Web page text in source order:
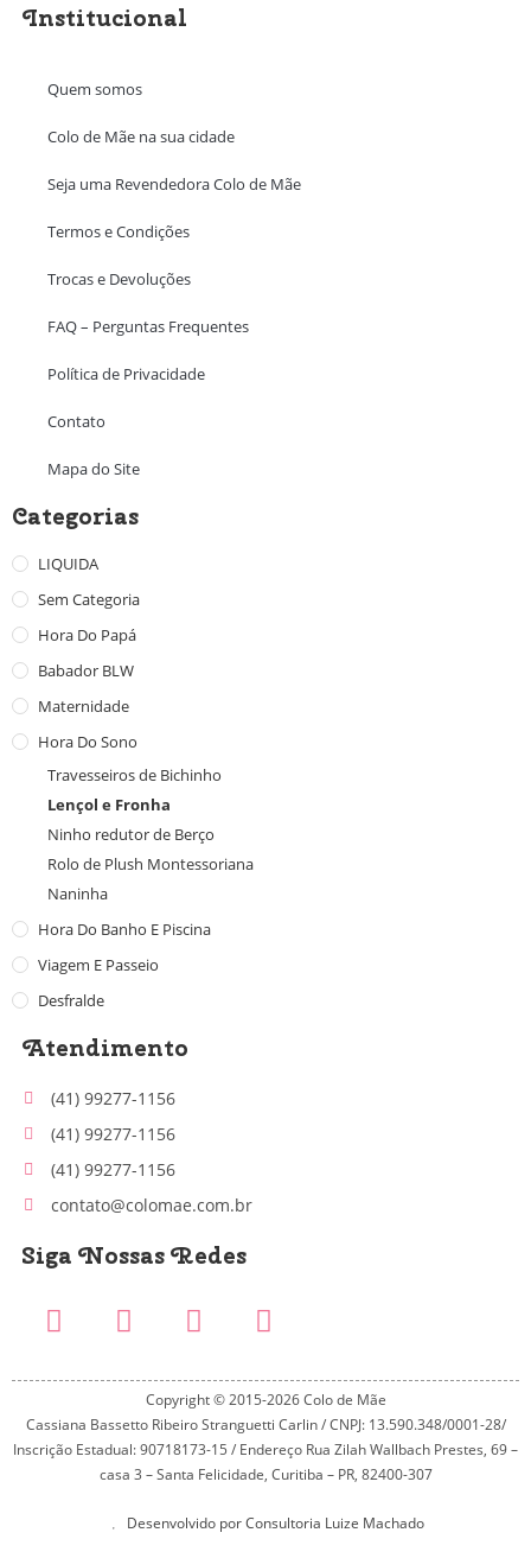
Institucional
Quem somos
Colo de Mãe na sua cidade
Seja uma Revendedora Colo de Mãe
Termos e Condições
Trocas e Devoluções
FAQ – Perguntas Frequentes
Política de Privacidade
Contato
Mapa do Site
Categorias
LIQUIDA
Sem Categoria
Hora Do Papá
Babador BLW
Maternidade
Hora Do Sono
Travesseiros de Bichinho
Lençol e Fronha
Ninho redutor de Berço
Rolo de Plush Montessoriana
Naninha
Hora Do Banho E Piscina
Viagem E Passeio
Desfralde
Atendimento
(41) 99277-1156
(41) 99277-1156
(41) 99277-1156
contato@colomae.com.br
Siga Nossas Redes
Copyright © 2015-2026 Colo de Mãe
Cassiana Bassetto Ribeiro Stranguetti Carlin / CNPJ: 13.590.348/0001-28/
Inscrição Estadual: 90718173-15 / Endereço Rua Zilah Wallbach Prestes, 69 –
casa 3 – Santa Felicidade, Curitiba – PR, 82400-307
Desenvolvido por Consultoria Luize Machado